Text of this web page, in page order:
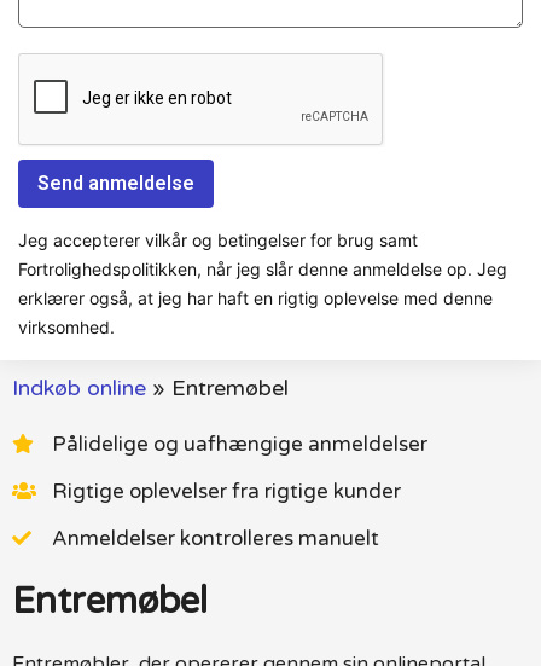
Jeg accepterer vilkår og betingelser for brug samt
Fortrolighedspolitikken, når jeg slår denne anmeldelse op. Jeg
erklærer også, at jeg har haft en rigtig oplevelse med denne
virksomhed.
Indkøb online » Entremøbel
Pålidelige og uafhængige anmeldelser
Rigtige oplevelser fra rigtige kunder
Anmeldelser kontrolleres manuelt
Entremøbel